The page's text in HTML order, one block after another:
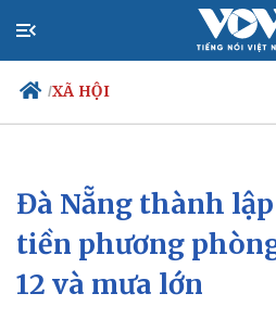
/XÃ HỘI
Chính trị
Đảng
Tổ chức nhân sự
Quốc hội
Đà Nẵng thành
tiền phương
12 và mưa lớn